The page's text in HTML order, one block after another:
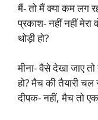
मैं- तो मैं क्या कम लग
प्रकाश- नहीं नहीं मेरा
थोड़ी हो?
मीना- वैसे देखा जाए
हो? मैच की तैयारी चल
दीपक- नहीं, मैच तो